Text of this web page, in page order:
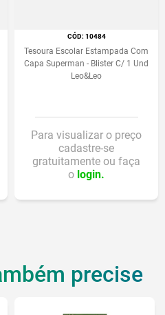
:10484
Tesoura Escolar Estampada Com
Capa Superman - Blister C/ 1 Und
Leo&Leo
Para visualizar o preço
cadastre-se
gratuitamente ou faça
o login.
precise